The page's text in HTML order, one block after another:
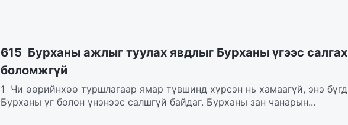
615 Бурханы ажлыг туулах явдлыг Бурханы үгээс салгах
боломжгүй
1 Чи өөрийнхөө туршлагаар ямар түвшинд хүрсэн нь хамаагүй, энэ бүгд
Бурханы үг болон үнэнээс салшгүй байдаг. Бурханы зан чанарын...